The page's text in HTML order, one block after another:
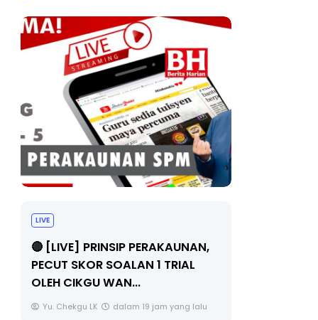
TRANSFORMASI DIGITAL GURU
SIRI 7 : PAHLAWAN DIGITAL
PENYELAMAT DUNIA
Unknown 5 hari yang lalu